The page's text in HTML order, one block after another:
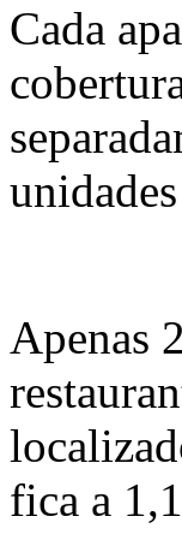
Cada
Apenas
fica a